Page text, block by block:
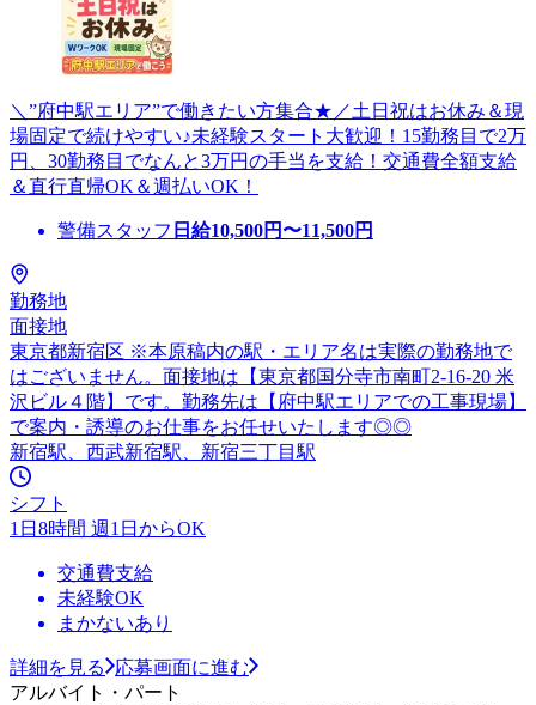
＼”府中駅エリア”で働きたい方集合★／土日祝はお休み＆現
場固定で続けやすい♪未経験スタート大歓迎！15勤務目で2万
円、30勤務目でなんと3万円の手当を支給！交通費全額支給
＆直行直帰OK＆週払いOK！
警備スタッフ 日給10,500円〜11,500円
勤務地
面接地
東京都新宿区 ※本原稿内の駅・エリア名は実際の勤務地で
はございません。面接地は【東京都国分寺市南町2-16-20 米
沢ビル４階】です。勤務先は【府中駅エリアでの工事現場】
で案内・誘導のお仕事をお任せいたします◎◎
新宿駅、西武新宿駅、新宿三丁目駅
シフト
1日8時間 週1日からOK
交通費支給
未経験OK
まかないあり
詳細を見る
応募画面に進む
アルバイト・パート